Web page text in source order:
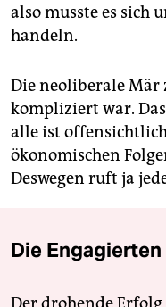
also musste es sich
handeln.
Die neoliberale Mär
kompliziert war.
alle ist
ökonomischen
Deswegen ruft ja
Die
Der drohende